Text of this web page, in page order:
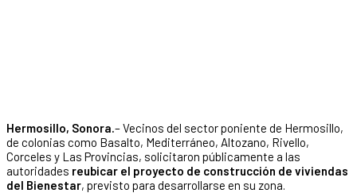
Hermosillo, Sonora.– Vecinos del sector poniente de Hermosillo,
de colonias como Basalto, Mediterráneo, Altozano, Rivello,
Corceles y Las Provincias, solicitaron públicamente a las
autoridades reubicar el proyecto de construcción de viviendas
del Bienestar, previsto para desarrollarse en su zona.